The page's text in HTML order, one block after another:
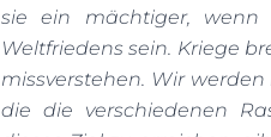
sie ein mächtiger, wenn
Weltfriedens sein. Kriege
missverstehen. Wir
die die verschiedenen